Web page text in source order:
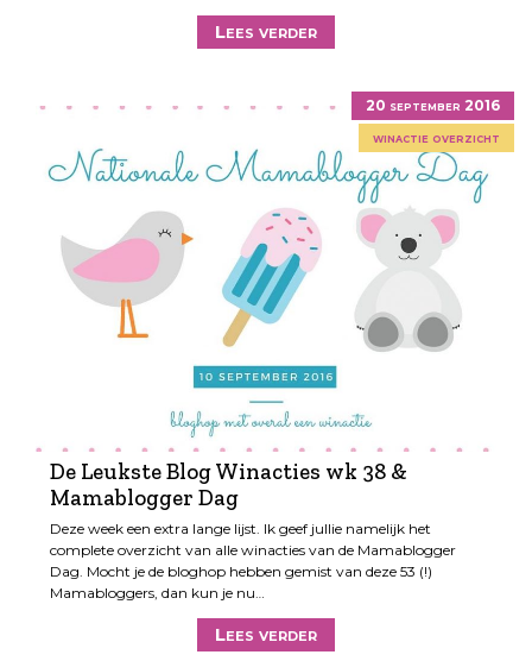
Lees verder
20 september 2016
winactie overzicht
De Leukste Blog Winacties wk 38 &
Mamablogger Dag
Deze week een extra lange lijst. Ik geef jullie namelijk het
complete overzicht van alle winacties van de Mamablogger
Dag. Mocht je de bloghop hebben gemist van deze 53 (!)
Mamabloggers, dan kun je nu…
Lees verder